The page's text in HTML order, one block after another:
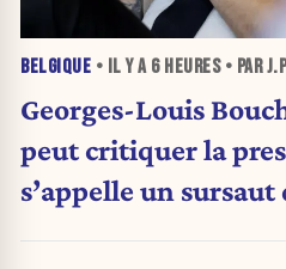
BELGIQUE • IL Y A 6 HEURES• PAR
Georges-Louis
peut critiquer la
s’appelle un